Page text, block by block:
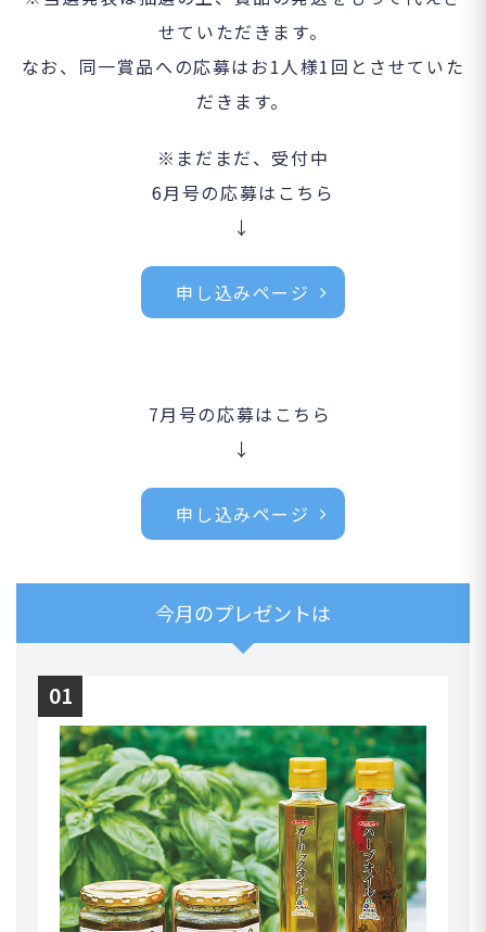
せていただきます。
なお、同一賞品への応募はお1人様1回とさせていた
だきます。
※まだまだ、受付中
6月号の応募はこちら
↓
申し込みページ
7月号の応募はこちら
↓
申し込みページ
今月のプレゼントは
01